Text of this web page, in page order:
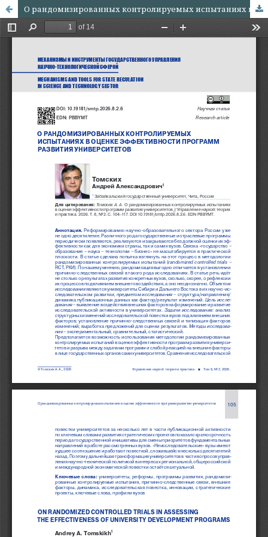
О рандомизированных контролируемых испытаниях в оценке эффективности программ развития университетов